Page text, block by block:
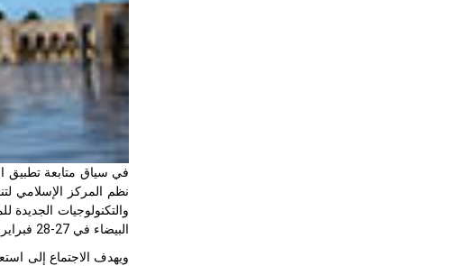
في سياق متابعة تطبيق
والتكنولوجيات الجديدة
البيضاء في 27-28 فبراير 2013.
ويهدف الاجتماع إلى